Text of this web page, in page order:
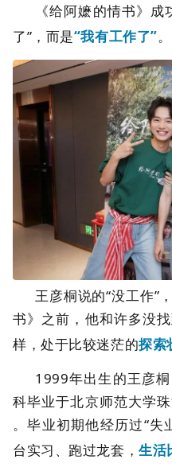
《给阿嬷的情书》
了”，而是“我有工作了”。
王彦桐说的“没工作”
书》之前，他和许多没
样，处于比较迷茫的探索
1999年出生的王彦
科毕业于北京师范大学
。毕业初期他经历过“失
台实习、跑过龙套，生活